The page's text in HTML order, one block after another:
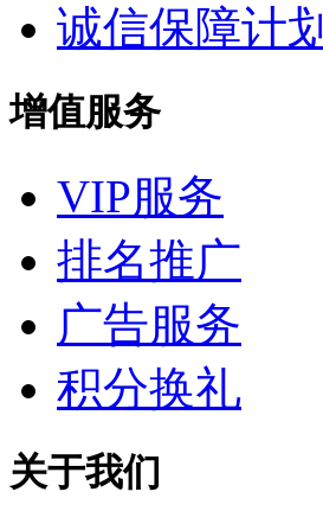
诚信保障计划
增值服务
VIP服务
排名推广
广告服务
积分换礼
关于我们